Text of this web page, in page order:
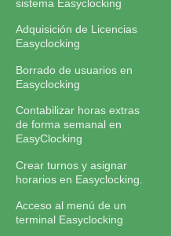
sistema Easyclocking
Adquisición de Licencias
Easyclocking
Borrado de usuarios en
Easyclocking
Contabilizar horas extras
de forma semanal en
EasyClocking
Crear turnos y asignar
horarios en Easyclocking.
Acceso al menú de un
terminal Easyclocking